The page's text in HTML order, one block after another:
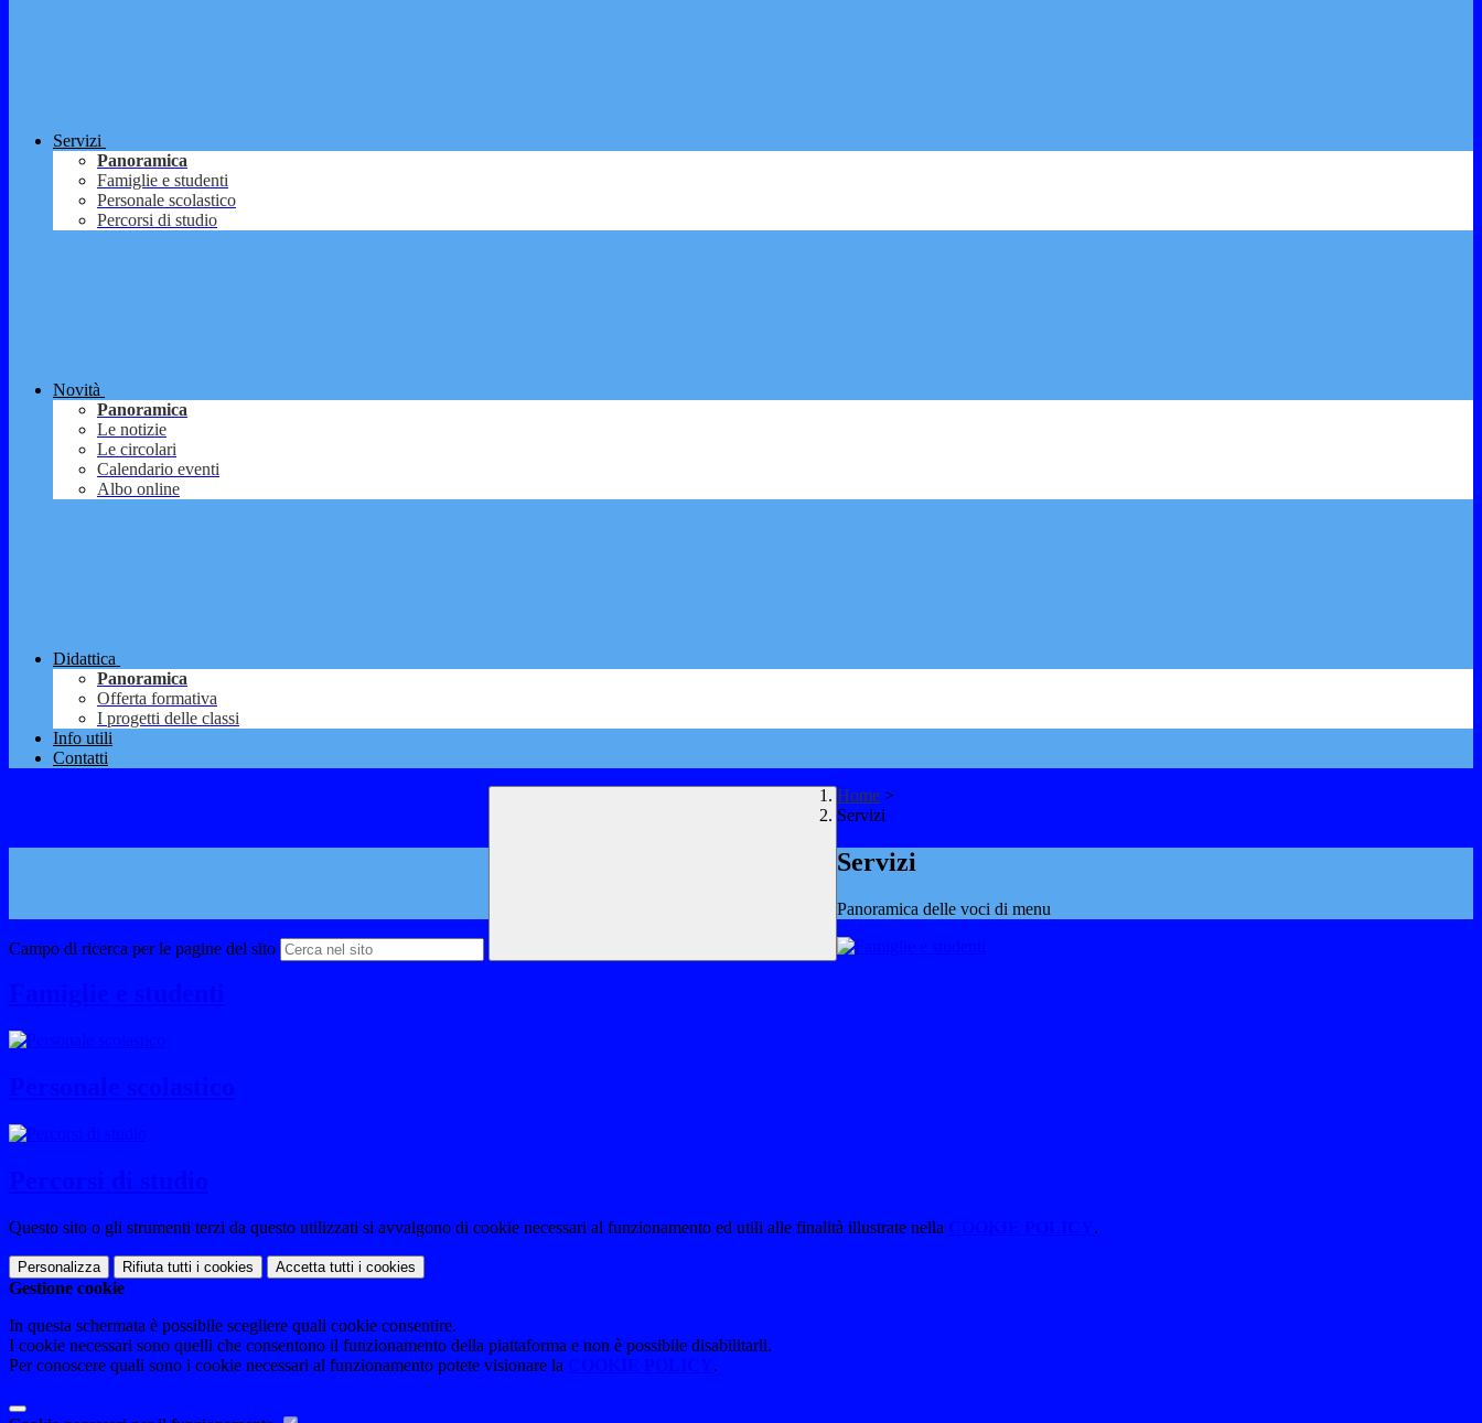
Servizi
Panoramica
Famiglie e studenti
Personale scolastico
Percorsi di studio
Novità
Panoramica
Le notizie
Le circolari
Calendario eventi
Albo online
Didattica
Panoramica
Offerta formativa
I progetti delle classi
Info utili
Contatti
Campo di ricerca per le pagine del sito
Home >
Servizi
Servizi
Panoramica delle voci di menu
Questo sito o gli strumenti terzi da questo utilizzati si avvalgono di cookie necessari al funzionamento ed utili alle finalità illustrate nella .
Personalizza Rifiuta tutti i cookies Accetta tutti i cookies
Gestione cookie
In questa schermata è possibile scegliere quali cookie consentire.
I cookie necessari sono quelli che consentono il funzionamento della piattaforma e non è possibile disabilitarli.
Per conoscere quali sono i cookie necessari al funzionamento potete visionare la
.